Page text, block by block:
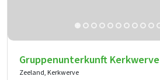
Gruppenunterkunft Kerkwerve
Zeeland, Kerkwerve